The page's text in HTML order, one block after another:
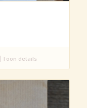
Toon details